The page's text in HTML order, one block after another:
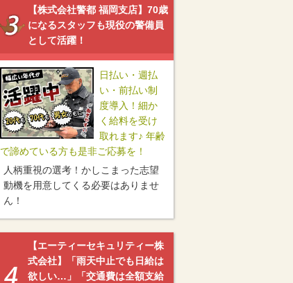
【株式会社警都 福岡支店】70歳
になるスタッフも現役の警備員
として活躍！
日払い・週払
い・前払い制
度導入！細か
く給料を受け
取れます♪ 年齢
で諦めている方も是非ご応募を！
人柄重視の選考！かしこまった志望
動機を用意してくる必要はありませ
ん！
【エーティーセキュリティー株
式会社】「雨天中止でも日給は
欲しい…」「交通費は全額支給